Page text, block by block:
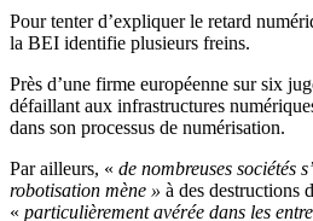
Pour tenter d’expliquer le retard
la BEI identifie plusieurs freins.
Près d’une firme européenne sur six
défaillant aux infrastructures
dans son processus de numérisation.
Par ailleurs, « de nombreuses sociétés
robotisation mène » à des destructions
« particulièrement avérée dans les